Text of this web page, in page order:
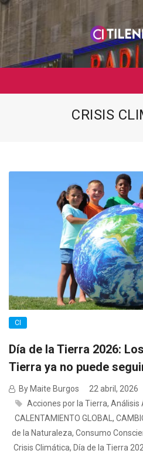
CRISIS
CI
Día de la Tierra 2026:
Tierra ya no puede
By Maite Burgos
22 abril, 2026
Acciones por la Tierra, Análisis
CALENTAMIENTO GLOBAL ,
de la Naturaleza, Consumo
Crisis Climática, Día de la Tierra